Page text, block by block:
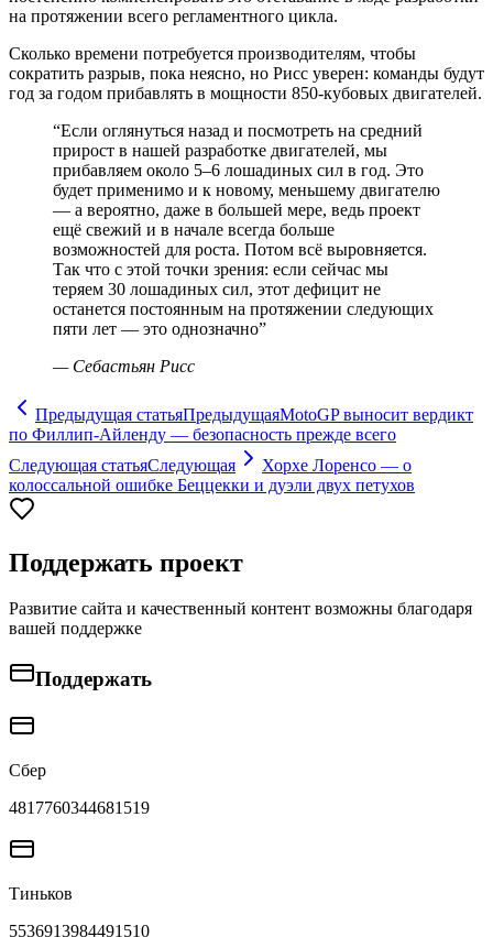
на протяжении всего регламентного цикла.
Сколько времени потребуется производителям, чтобы
сократить разрыв, пока неясно, но Рисс уверен: команды будут
год за годом прибавлять в мощности 850-кубовых двигателей.
“Если оглянуться назад и посмотреть на средний
прирост в нашей разработке двигателей, мы
прибавляем около 5–6 лошадиных сил в год. Это
будет применимо и к новому, меньшему двигателю
— а вероятно, даже в большей мере, ведь проект
ещё свежий и в начале всегда больше
возможностей для роста. Потом всё выровняется.
Так что с этой точки зрения: если сейчас мы
теряем 30 лошадиных сил, этот дефицит не
останется постоянным на протяжении следующих
пяти лет — это однозначно”
— Себастьян Рисс
Предыдущая статьяПредыдущаяMotoGP выносит вердикт
по Филлип-Айленду — безопасность прежде всего
Следующая статьяСледующая
Хорхе Лоренсо — о
колоссальной ошибке Беццекки и дуэли двух петухов
Поддержать проект
Развитие сайта и качественный контент возможны благодаря
вашей поддержке
Поддержать
Сбер
4817760344681519
Тиньков
5536913984491510